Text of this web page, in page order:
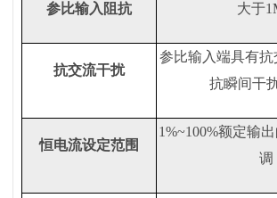
参比输入阻抗 大于
抗交流干扰
参比输入端具有抗
抗瞬间干
恒电流设定范围
1%~100%额定输
调